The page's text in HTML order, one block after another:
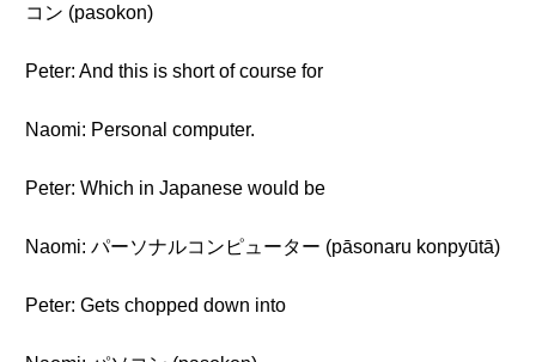
コン (pasokon)
Peter: And this is short of course for
Naomi: Personal computer.
Peter: Which in Japanese would be
Naomi: パーソナルコンピューター (pāsonaru konpyūtā)
Peter: Gets chopped down into